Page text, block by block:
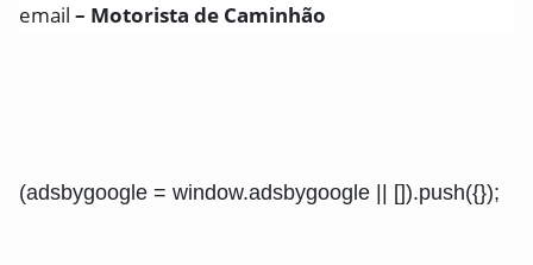
email – Motorista de Caminhão
(adsbygoogle = window.adsbygoogle || []).push({});